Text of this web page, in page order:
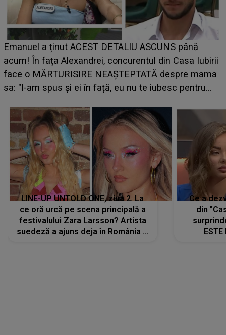
Cine este Bianca, tânăra clujeancă luată pe scenă la
UNTOLD ONE de Zara Larsson? Aceasta a dezvăluit
ce i-a spus artista suedeză în culise: „Nu am fost
pregătită...”
LINE-UP UNTOLD ONE, ziua 2. La
ce oră urcă pe scena principală a
festivalului Zara Larsson? Artista
suedeză a ajuns deja în România și
Ce a
din